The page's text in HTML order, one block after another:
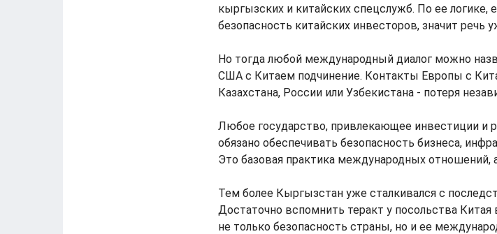
кыргызских и китайских спецслужб. По ее логике,
безопасность китайских инвесторов, значит речь
Но тогда любой международный диалог можно
США с Китаем подчинение. Контакты Европы с
Казахстана, России или Узбекистана - потеря
Любое государство, привлекающее инвестиции
обязано обеспечивать безопасность бизнеса,
Это базовая практика международных отношений,
Тем более Кыргызстан уже сталкивался с
Достаточно вспомнить теракт у посольства
не только безопасность страны, но и ее